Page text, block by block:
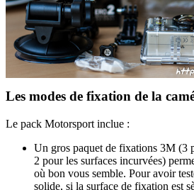
Les modes de fixation de la
Le pack Motorsport inclue :
Un gros paquet de fixations 3M (3
2 pour les surfaces incurvées)
où bon vous semble. Pour avoir
solide, si la surface de fixation est